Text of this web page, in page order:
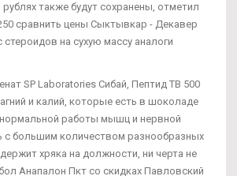
также будут сохранены, отметил
сравнить цены Сыктывкар - Декавер
стероидов на сухую массу аналоги
SP Laboratories Сибай, Пептид TB 500
и калий, которые есть в шоколаде
работы мышц и нервной
с большим количеством разнообразных
хряка на должности, ни черта не
Анапалон Пкт со скидках Павловский